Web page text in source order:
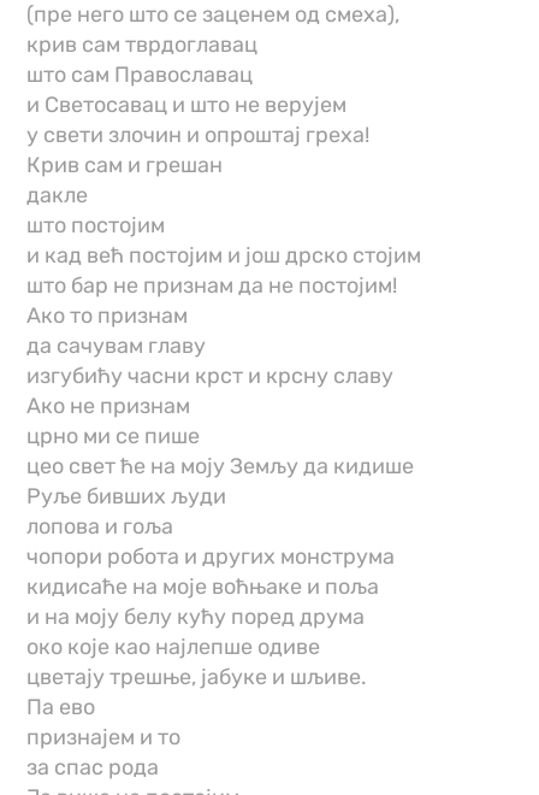
(пре него што се заценем од смеха),
крив сам тврдоглавац
што сам Православац
и Светосавац и што не верујем
у свети злочин и опроштај греха!
Крив сам и грешан
дакле
што постојим
и кад већ постојим и још дрско стојим
што бар не признам да не постојим!
Ако то признам
да сачувам главу
изгубићу часни крст и крсну славу
Ако не признам
црно ми се пише
цео свет ће на моју Земљу да кидише
Руље бивших људи
лопова и гоља
чопори робота и других монструма
кидисаће на моје воћњаке и поља
и на моју белу кућу поред друма
око које као најлепше одиве
цветају трешње, јабуке и шљиве.
Па ево
признајем и то
за спас рода